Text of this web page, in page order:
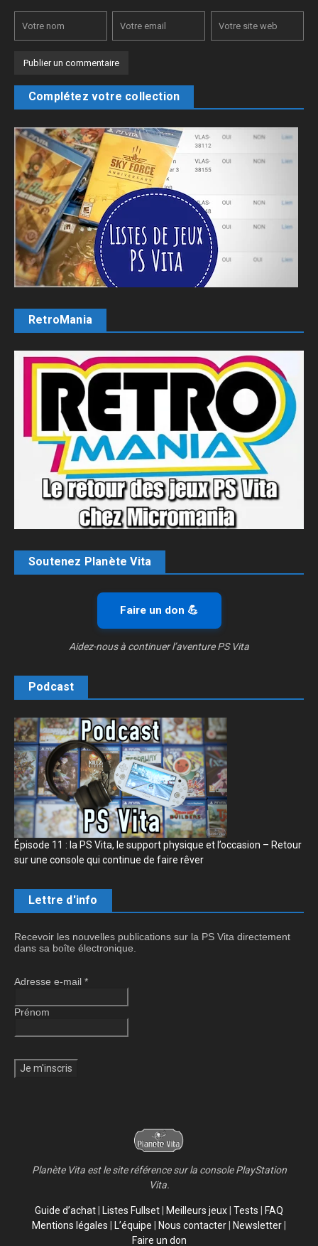
Complétez votre collection
RetroMania
Soutenez Planète Vita
Faire un don 💪
Aidez-nous à continuer l’aventure PS Vita
Podcast
Épisode 11 : la PS Vita, le support physique et l’occasion – Retour
sur une console qui continue de faire rêver
Lettre d'info
Recevoir les nouvelles publications sur la PS Vita directement
dans sa boîte électronique.
Adresse e-mail *
Prénom
Planète Vita est le site référence sur la console PlayStation
Vita.
Guide d’achat Listes Fullset Meilleurs jeux Tests
FAQ
Mentions légales
L’équipe Nous contacter Newsletter
Faire un don